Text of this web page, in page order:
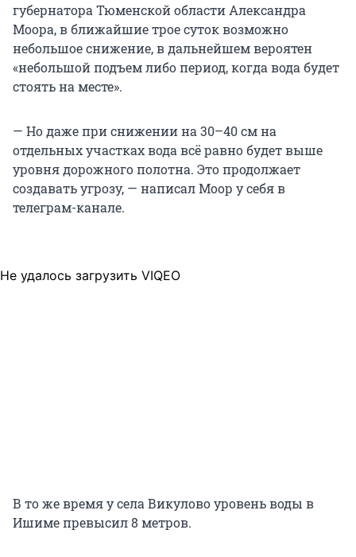
губернатора Тюменской области Александра
Моора, в ближайшие трое суток возможно
небольшое снижение, в дальнейшем вероятен
«небольшой подъем либо период, когда вода будет
стоять на месте».
— Но даже при снижении на 30–40 см на
отдельных участках вода всё равно будет выше
уровня дорожного полотна. Это продолжает
создавать угрозу, — написал Моор у себя в
телеграм-канале.
Не удалось загрузить VIQEO
В то же время у села Викулово уровень воды в
Ишиме превысил 8 метров.